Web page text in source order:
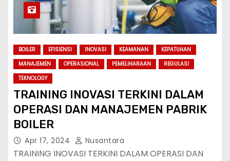
BOILER EFISIENSI INOVASI KEAMANAN
KEPATUHAN
MANAJEMEN
OPERASIONAL PEMELIHARAAN
REGULASI
TEKNOLOGY
TRAINING INOVASI TERKINI DALAM
OPERASI DAN MANAJEMEN PABRIK
BOILER
Apr 17, 2024 Nusantara
TRAINING INOVASI TERKINI DALAM OPERASI DAN